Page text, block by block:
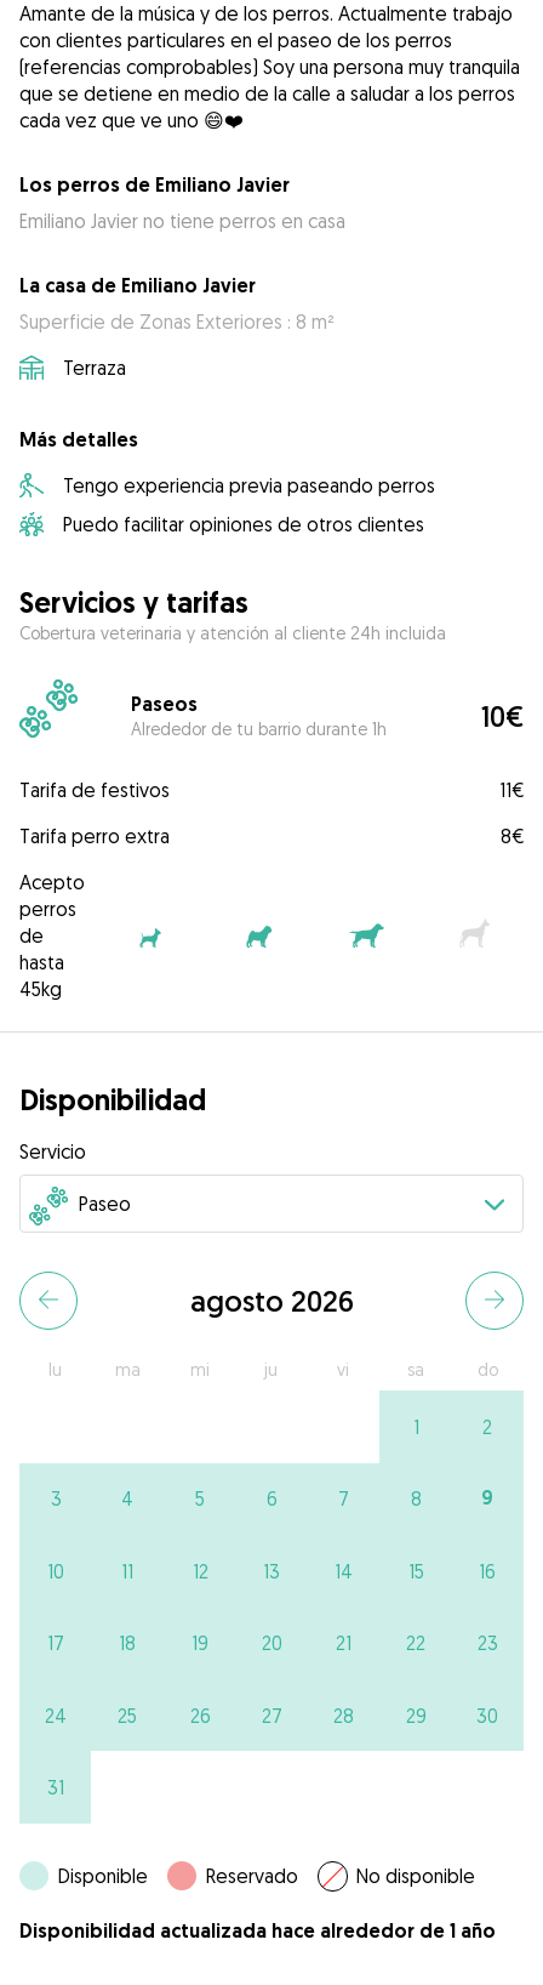
Amante de la música y de los perros. Actualmente trabajo
con clientes particulares en el paseo de los perros
(referencias comprobables) Soy una persona muy tranquila
que se detiene en medio de la calle a saludar a los perros
Los perros de Emiliano Javier
Emiliano Javier no tiene perros en casa
La casa de Emiliano Javier
Superficie de Zonas Exteriores : 8 m²
Terraza
Más detalles
Tengo experiencia previa paseando perros
Puedo facilitar opiniones de otros clientes
Servicios y tarifas
Cobertura veterinaria y atención al cliente 24h incluida
Paseos
Alrededor de tu barrio durante 1h 10€
Tarifa de festivos
11€
Tarifa perro extra
8€
Acepto
perros
de
hasta
45kg
Disponibilidad
Servicio
agosto 2026
lu ma mi ju vi sa do
1 2
3 4 5 6 7 8 9
10 11 12 13 14 15 16
17 18 19 20 21 22 23
24 25 26 27 28 29 30
31
Disponible Reservado No disponible
Disponibilidad actualizada hace alrededor de 1 año